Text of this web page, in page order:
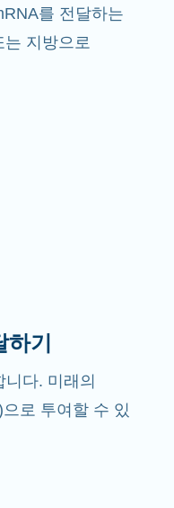
를 전달하는
는 지방으로
기
다. 미래의
로 투여할 수 있